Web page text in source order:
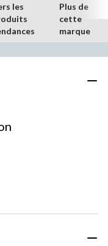
les
Plus de
cette
marque